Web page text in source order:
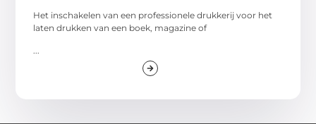
Het inschakelen van een professionele drukkerij voor het
laten drukken van een boek, magazine of
...